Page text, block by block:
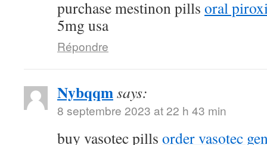
purchase mestinon pills oral
5mg usa
Répondre
Nybqqmsays:
8 septembre 2023 at 22 h 43 min
buy vasotec pills order vasotec